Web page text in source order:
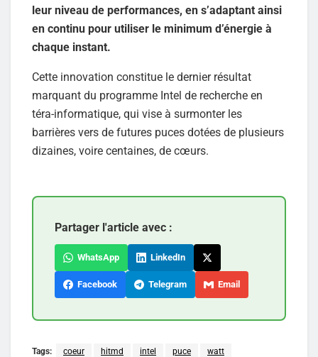
leur niveau de performances, en s’adaptant ainsi
en continu pour utiliser le minimum d’énergie à
chaque instant.
Cette innovation constitue le dernier résultat
marquant du programme Intel de recherche en
téra-informatique, qui vise à surmonter les
barrières vers de futures puces dotées de plusieurs
dizaines, voire centaines, de cœurs.
Partager l'article avec :
WhatsApp LinkedIn
Facebook Telegram Email
Tags: coeur hitmd intel puce watt